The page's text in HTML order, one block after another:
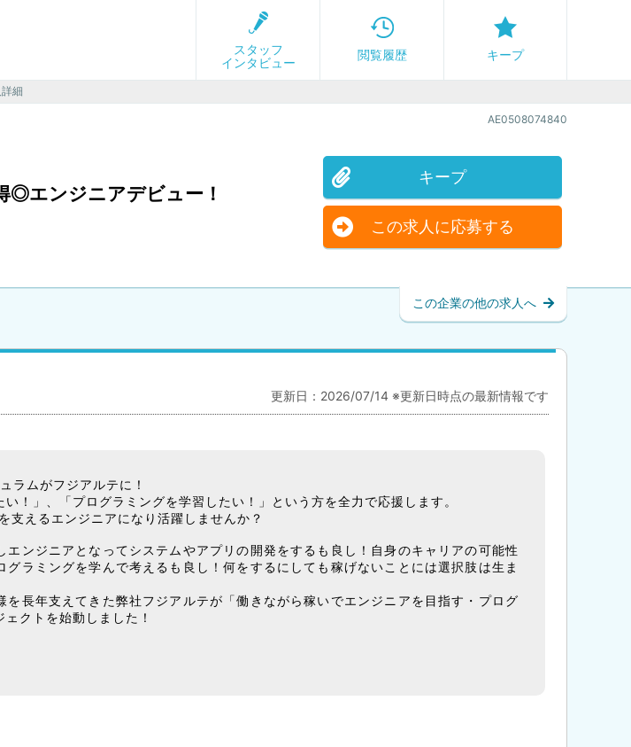
スタッフ
インタビュー
閲覧履歴 キープ
細
AE0508074840
◎エンジニアデビュー！
キープ
この求人に応募する
この企業の他の求人へ
更新日：2026/07/14 ※更新日時点の最新情報です
ラムがフジアルテに！
！」、「プログラミングを学習したい！」という方を全力で応援します。
支えるエンジニアになり活躍しませんか？
エンジニアとなってシステムやアプリの開発をするも良し！自身のキャリアの可能性
グラミングを学んで考えるも良し！何をするにしても稼げないことには選択肢は生ま
を長年支えてきた弊社フジアルテが「働きながら稼いでエンジニアを目指す・プログ
クトを始動しました！